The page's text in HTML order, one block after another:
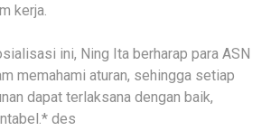
kerja.
ini, Ning Ita berharap para ASN
memahami aturan, sehingga setiap
dapat terlaksana dengan baik,
des